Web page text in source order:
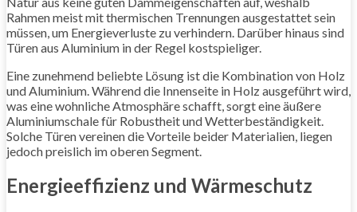
Rahmen meist mit thermischen Trennungen ausgestattet sein
müssen, um Energieverluste zu verhindern. Darüber hinaus sind
Türen aus Aluminium in der Regel kostspieliger.
Eine zunehmend beliebte Lösung ist die Kombination von Holz
und Aluminium. Während die Innenseite in Holz ausgeführt wird,
was eine wohnliche Atmosphäre schafft, sorgt eine äußere
Aluminiumschale für Robustheit und Wetterbeständigkeit.
Solche Türen vereinen die Vorteile beider Materialien, liegen
jedoch preislich im oberen Segment.
Energieeffizienz und Wärmeschutz